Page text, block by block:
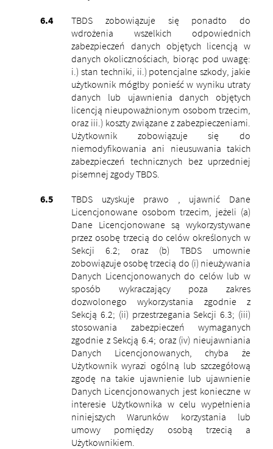
TBDS zobowiązuje się ponadto do
wdrożenia wszelkich odpowiednich
zabezpieczeń danych objętych licencją w
danych okolicznościach, biorąc pod uwagę:
i.) stan techniki, ii.) potencjalne szkody, jakie
użytkownik mógłby ponieść w wyniku utraty
danych lub ujawnienia danych objętych
licencją nieupoważnionym osobom trzecim,
oraz iii.) koszty związane z zabezpieczeniami.
Użytkownik zobowiązuje się do
niemodyfikowania ani nieusuwania takich
zabezpieczeń technicznych bez uprzedniej
pisemnej zgody TBDS.
TBDS uzyskuje prawo , ujawnić Dane
Licencjonowane osobom trzecim, jeżeli (a)
Dane Licencjonowane są wykorzystywane
przez osobę trzecią do celów określonych w
Sekcji 6.2; oraz (b) TBDS umownie
zobowiązuje osobę trzecią do (i) nieużywania
Danych Licencjonowanych do celów lub w
sposób wykraczający poza zakres
dozwolonego wykorzystania zgodnie z
Sekcją 6.2; (ii) przestrzegania Sekcji 6.3; (iii)
stosowania zabezpieczeń wymaganych
zgodnie z Sekcją 6.4; oraz (iv) nieujawniania
Danych Licencjonowanych, chyba że
Użytkownik wyrazi ogólną lub szczegółową
zgodę na takie ujawnienie lub ujawnienie
Danych Licencjonowanych jest konieczne w
interesie Użytkownika w celu wypełnienia
niniejszych Warunków korzystania lub
umowy pomiędzy osobą trzecią a
Użytkownikiem.